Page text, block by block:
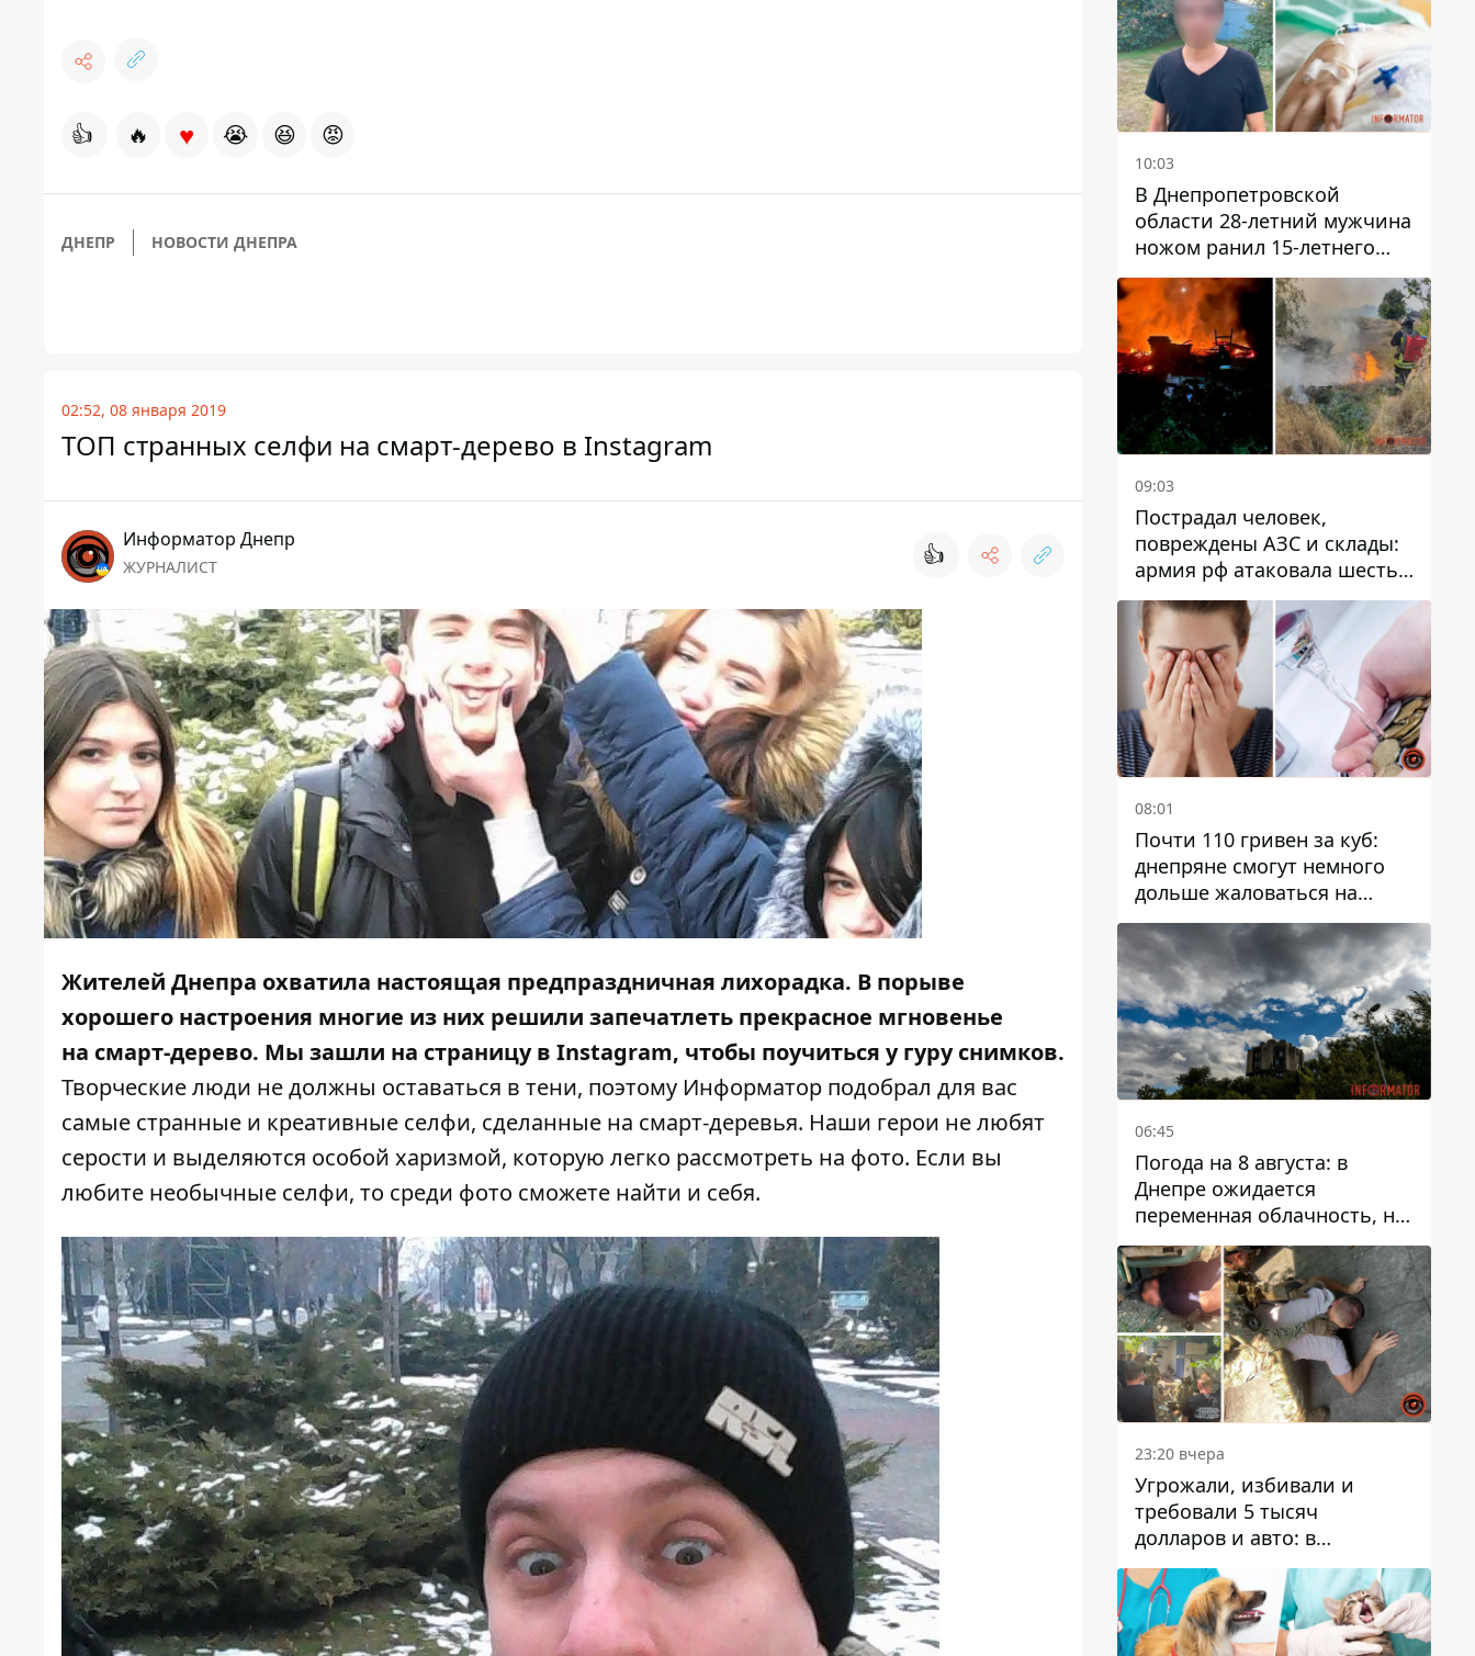
👍 🔥 ♥ 😭 😆 😡
ДНЕПР НОВОСТИ ДНЕПРА
02:52, 08 января 2019
ТОП странных селфи на смарт-дерево в Instagram
Информатор Днепр
ЖУРНАЛИСТ 👍
Жителей Днепра охватила настоящая предпраздничная лихорадка. В порыве
хорошего настроения многие из них решили запечатлеть прекрасное мгновенье
на смарт-дерево. Мы зашли на страницу в Instagram, чтобы поучиться у гуру снимков.
Творческие люди не должны оставаться в тени, поэтому Информатор подобрал для вас
самые странные и креативные селфи, сделанные на смарт-деревья. Наши герои не любят
серости и выделяются особой харизмой, которую легко рассмотреть на фото. Если вы
любите необычные селфи, то среди фото сможете найти и себя.
10:03
В Днепропетровской
области 28-летний мужчина
ножом ранил 15-летнего
парня
09:03
Пострадал человек,
повреждены АЗС и склады:
армия рф атаковала шесть
районов Днепропетровской
области
08:01
Почти 110 гривен за куб:
днепряне смогут немного
дольше жаловаться на
запланированные тарифы
на воду на 2027 год
06:45
Погода на 8 августа: в
Днепре ожидается
переменная облачность, но
может пойти дождь
23:20 вчера
Угрожали, избивали и
требовали 5 тысяч
долларов и авто: в
Павлограде задержали двух
мужчин